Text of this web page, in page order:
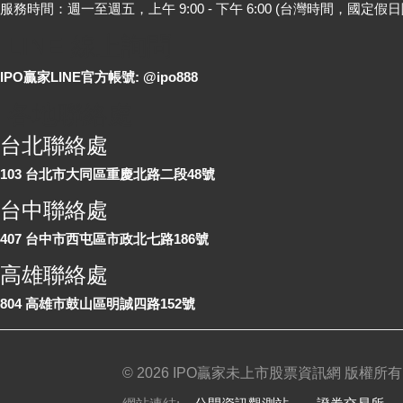
服務時間：週一至週五，上午 9:00 - 下午 6:00 (台灣時間，國定假
IPO贏家LINE官方帳號: @ipo888
台北聯絡處
103 台北市大同區重慶北路二段48號
台中聯絡處
407 台中市西屯區市政北七路186號
高雄聯絡處
804 高雄市鼓山區明誠四路152號
© 2026 IPO贏家未上市股票資訊網 版權所有